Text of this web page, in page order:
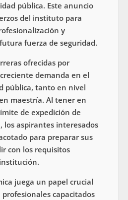
pública. Este anuncio
del instituto para
y
fuerza de seguridad.
ofrecidas por
demanda en el
pública, tanto en nivel
maestría. Al tener en
de expedición de
los aspirantes interesados
para preparar sus
con los requisitos
juega un papel crucial
capacitados